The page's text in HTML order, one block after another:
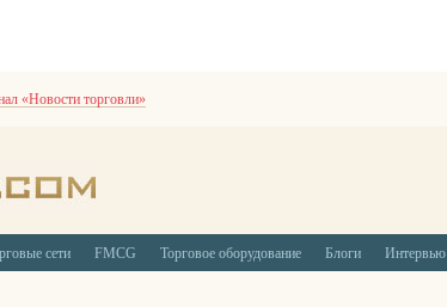
«Новости торговли»
сети FMCG Торговое оборудование Блоги Интервью